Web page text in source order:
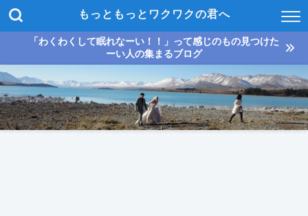
もっともっとワクワクの君へ
「わくわくして眠れなーい！！」って感じのもの見つけた
ーい人の集まるブログ